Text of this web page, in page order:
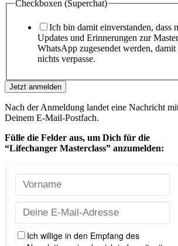
Checkboxen (Superchat)
Ich bin damit einverstanden, dass
Updates und Erinnerungen zur
WhatsApp zugesendet werden,
nichts verpasse.
Jetzt anmelden
Nach der Anmeldung landet eine Nachricht
Deinem E-Mail-Postfach.
Fülle die Felder aus, um Dich für die
“Lifechanger Masterclass” anzumelden: